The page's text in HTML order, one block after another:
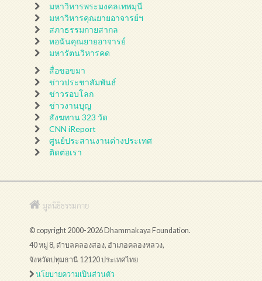
มหาวิหารพระมงคลเทพมุนี
มหาวิหารคุณยายอาจารย์ฯ
สภาธรรมกายสากล
หอฉันคุณยายอาจารย์
มหารัตนวิหารคด
สื่อขอขมา
ข่าวประชาสัมพันธ์
ข่าวรอบโลก
ข่าวงานบุญ
สังฆทาน 323 วัด
CNN iReport
ศูนย์ประสานงานต่างประเทศ
ติดต่อเรา
มูลนิธิธรรมกาย
© copyright 2000-2026 Dhammakaya Foundation.
40 หมู่ 8, ตำบลคลองสอง, อำเภอคลองหลวง,
จังหวัดปทุมธานี 12120 ประเทศไทย
นโยบายความเป็นส่วนตัว